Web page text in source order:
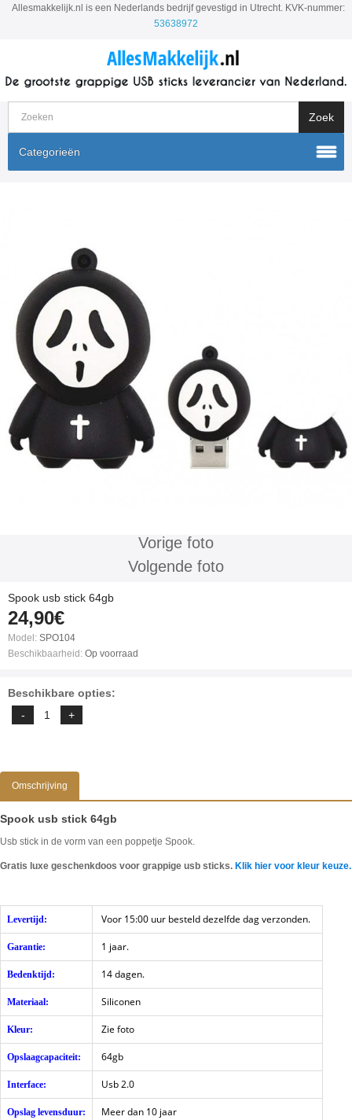
Allesmakkelijk.nl is een Nederlands bedrijf gevestigd in Utrecht. KVK-nummer:
53638972
Categorieën
Vorige foto
Volgende foto
Spook usb stick 64gb
24,90€
Model: SPO104
Beschikbaarheid: Op voorraad
Beschikbare opties:
Omschrijving
Spook usb stick 64gb
Usb stick in de vorm van een poppetje Spook.
Gratis luxe geschenkdoos voor grappige usb sticks. Klik hier voor kleur keuze.
Levertijd: Voor 15:00 uur besteld dezelfde dag verzonden.
Garantie: 1 jaar.
Bedenktijd: 14 dagen.
Materiaal: Siliconen
Kleur: Zie foto
Opslaagcapaciteit: 64gb
Interface: Usb 2.0
Opslag levensduur: Meer dan 10 jaar